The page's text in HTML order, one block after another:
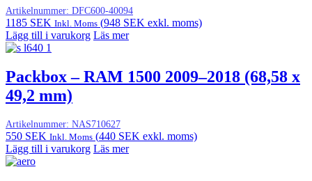
Artikelnummer: DFC600-40094
1185 SEK Inkl. Moms (948 SEK exkl. moms)
Lägg till i varukorg Läs mer
Packbox – RAM 1500 2009–2018 (68,58 x
49,2 mm)
Artikelnummer: NAS710627
550 SEK Inkl. Moms (440 SEK exkl. moms)
Lägg till i varukorg Läs mer